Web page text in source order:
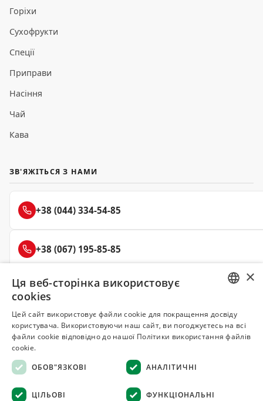
Горіхи
Сухофрукти
Спеції
Приправи
Насіння
Чай
Кава
ЗВ'ЯЖІТЬСЯ З НАМИ
+38 (044) 334-54-85
+38 (067) 195-85-85
+38 (050) 145-85-45
СПЕЦІЇ ТА ПРЯНОЩІ
© 2008–2026 Магазин спецій та прянощів Делюкс, Київ
UKRAINIAN
×
Ця веб-сторінка використовує
cookies
Цей сайт використовує файли cookie для покращення досвіду
користувача. Використовуючи наш сайт, ви погоджуєтесь на всі
файли cookie відповідно до нашої Політики використання файлів
cookie.
ОБОВ"ЯЗКОВІ
АНАЛІТИЧНІ
ЦІЛЬОВІ ФУНКЦІОНАЛЬНІ